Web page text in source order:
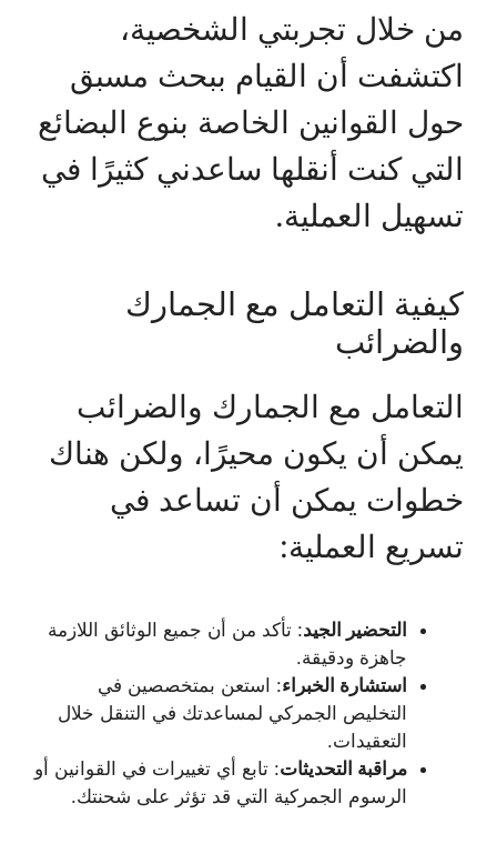
من خلال تجربتي الشخصية،
اكتشفت أن القيام ببحث مسبق
حول القوانين الخاصة بنوع البضائع
التي كنت أنقلها ساعدني كثيرًا في
تسهيل العملية.
كيفية التعامل مع الجمارك
والضرائب
التعامل مع الجمارك والضرائب
يمكن أن يكون محيرًا، ولكن هناك
خطوات يمكن أن تساعد في
تسريع العملية:
التحضير الجيد: تأكد من أن جميع الوثائق اللازمة
جاهزة ودقيقة.
استشارة الخبراء: استعن بمتخصصين في
التخليص الجمركي لمساعدتك في التنقل خلال
التعقيدات.
مراقبة التحديثات: تابع أي تغييرات في القوانين أو
الرسوم الجمركية التي قد تؤثر على شحنتك.